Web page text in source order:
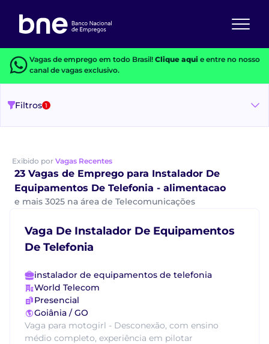
Vagas de emprego em todo Brasil! Clique aquie entre no nosso
canal de vagas exclusivo.
Filtros 1
Exibido por Vagas Recentes
23 Vagas de Emprego para Instalador De
Equipamentos De Telefonia - alimentacao
e mais 3025 na área de Telecomunicações
Vaga De Instalador De Equipamentos
De Telefonia
instalador de equipamentos de telefonia
World Telecom
Presencial
Goiânia / GO
Vaga para motogirl - Desconexão, com ensino
médio completo, experiência em pilotar